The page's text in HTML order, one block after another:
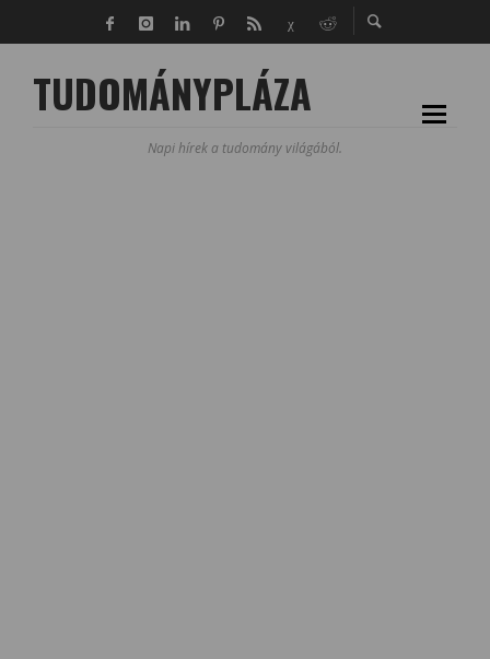
TUDOMÁNYPLÁZA
Napi hírek a tudomány világából.